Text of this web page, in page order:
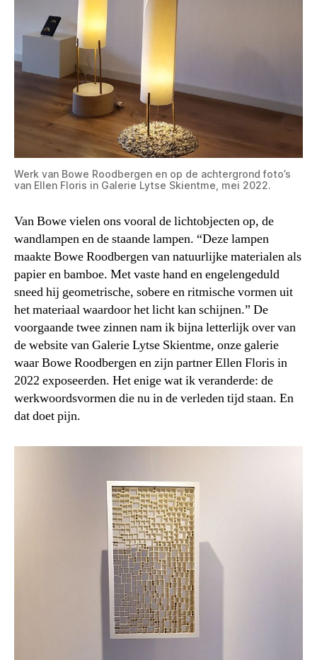
Werk van Bowe Roodbergen en op de achtergrond foto’s
van Ellen Floris in Galerie Lytse Skientme, mei 2022.
Van Bowe vielen ons vooral de lichtobjecten op, de
wandlampen en de staande lampen. “Deze lampen
maakte Bowe Roodbergen van natuurlijke materialen als
papier en bamboe. Met vaste hand en engelengeduld
sneed hij geometrische, sobere en ritmische vormen uit
het materiaal waardoor het licht kan schijnen.” De
voorgaande twee zinnen nam ik bijna letterlijk over van
de website van Galerie Lytse Skientme, onze galerie
waar Bowe Roodbergen en zijn partner Ellen Floris in
2022 exposeerden. Het enige wat ik veranderde: de
werkwoordsvormen die nu in de verleden tijd staan. En
dat doet pijn.